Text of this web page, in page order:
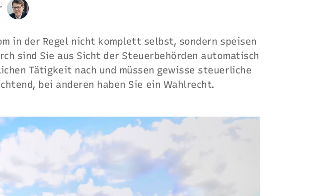
in der Regel nicht komplett selbst, sondern speisen
sind Sie aus Sicht der Steuerbehörden automatisch
Tätigkeit nach und müssen gewisse steuerliche
bei anderen haben Sie ein Wahlrecht.